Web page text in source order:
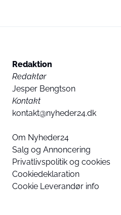
Redaktion
Redaktør
Jesper Bengtson
Kontakt
kontakt@nyheder24.dk
Om Nyheder24
Salg og Annoncering
Privatlivspolitik og cookies
Cookiedeklaration
Cookie Leverandør info